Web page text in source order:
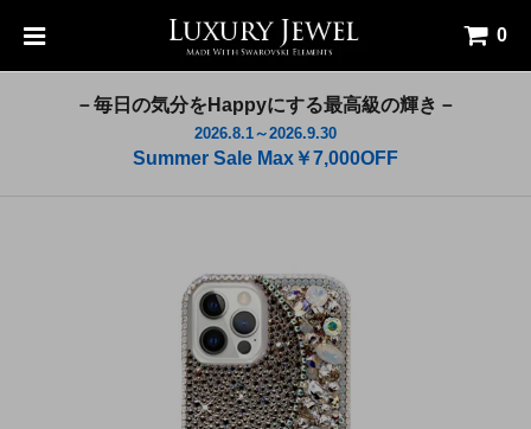
0
－毎日の気分をHappyにする最高級の輝き－
2026.8.1～2026.9.30
Summer Sale Max￥7,000OFF